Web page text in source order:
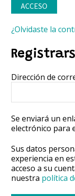
ACCESO
¿Olvidaste la
Dirección de
Se enviará un
electrónico para
Sus datos
experiencia en
acceso a su
nuestra política